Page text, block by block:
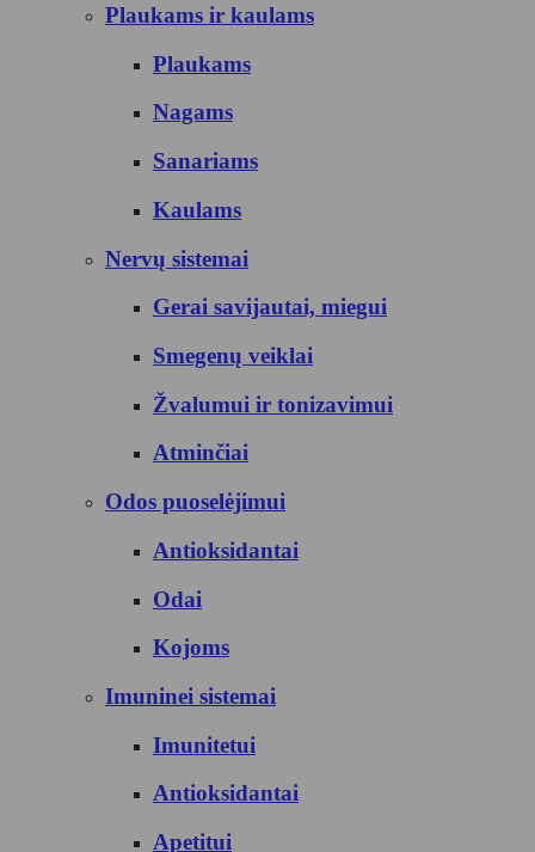
Plaukams ir kaulams
Plaukams
Nagams
Sanariams
Kaulams
Nervų sistemai
Gerai savijautai, miegui
Smegenų veiklai
Žvalumui ir tonizavimui
Atminčiai
Odos puoselėjimui
Antioksidantai
Odai
Kojoms
Imuninei sistemai
Imunitetui
Antioksidantai
Apetitui